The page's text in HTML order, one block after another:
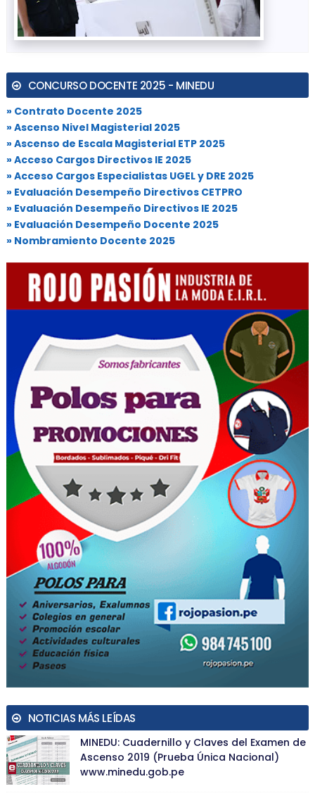
CONCURSO DOCENTE 2025 - MINEDU
» Contrato Docente 2025
» Ascenso Nivel Magisterial 2025
» Ascenso de Escala Magisterial ETP 2025
» Acceso Cargos Directivos IE 2025
» Acceso Cargos Especialistas UGEL y DRE 2025
» Evaluación Desempeño Directivos CETPRO
» Evaluación Desempeño Directivos IE 2025
» Evaluación Desempeño Docente 2025
» Nombramiento Docente 2025
NOTICIAS MÁS LEÍDAS
MINEDU: Cuadernillo y Claves del Examen de
Ascenso 2019 (Prueba Única Nacional)
www.minedu.gob.pe